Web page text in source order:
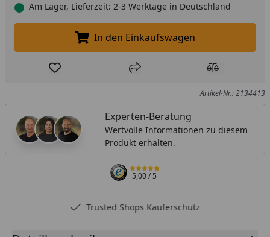
Am Lager, Lieferzeit: 2-3 Werktage in Deutschland
In den Einkaufswagen legen
In den Einkaufswagen
Produkt zur Wunschliste hinzufügen
Teilen Produkt
Artikel-Nr.: 2134413
Experten-Beratung
Wertvolle Informationen zu diesem
Produkt erhalten.
5,00/ 5
Trusted Shops Käuferschutz